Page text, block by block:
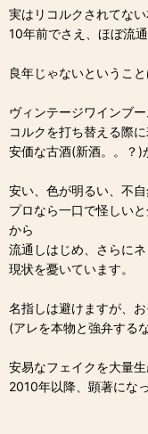
実はリコルクされてな
10年前でさえ、ほぼ流
良年じゃないというこ
ヴィンテージワインブ
コルクを打ち替える際
安価な古酒(新酒。。？)
安い、色が明るい、不自
プロなら一口で怪しい
から
流通しはじめ、さらに
現状を憂いています。
名指しは避けますが、
(アレを本物と強弁する
安易なフェイクを大量
2010年以降、顕著にな